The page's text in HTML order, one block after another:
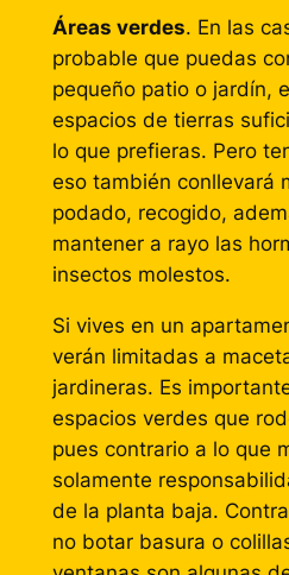
Áreas verdes. En las
probable que puedas
pequeño patio o jardín,
espacios de tierras
lo que prefieras. Pero
eso también conllevará
podado, recogido,
mantener a rayo las
insectos molestos.
Si vives en un
verán limitadas a
jardineras. Es
espacios verdes que
pues contrario a lo que
solamente
de la planta baja.
no botar basura o